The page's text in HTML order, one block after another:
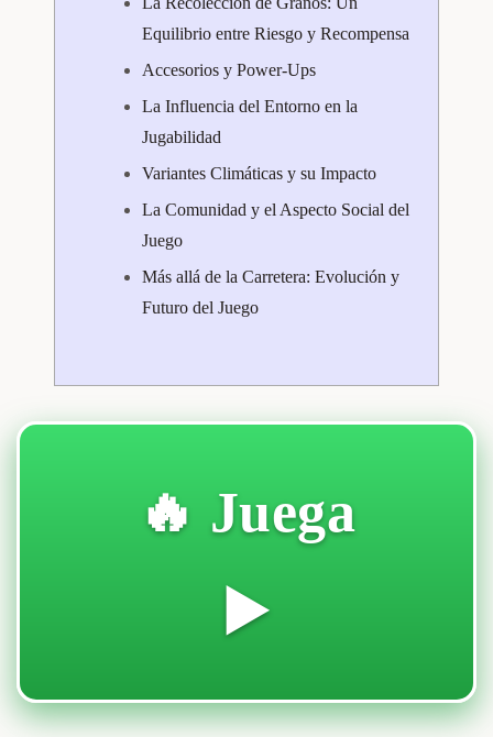
Equilibrio entre Riesgo y Recompensa
Accesorios y Power-Ups
La Influencia del Entorno en la
Jugabilidad
Variantes Climáticas y su Impacto
La Comunidad y el Aspecto Social del
Juego
Más allá de la Carretera: Evolución y
Futuro del Juego
🔥 Juega
▶️